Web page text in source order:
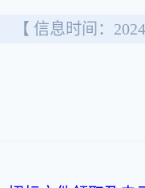
【 信息时间：